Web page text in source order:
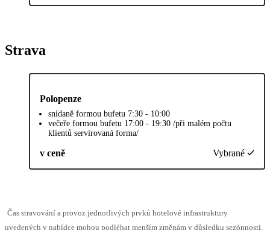
Strava
Polopenze
snídaně formou bufetu 7:30 - 10:00
večeře formou bufetu 17:00 - 19:30 /při malém počtu
klientů servírovaná forma/
v ceně Vybrané
Čas stravování a provoz jednotlivých prvků hotelové infrastruktury
uvedených v nabídce mohou podléhat menším změnám v důsledku sezónnosti,